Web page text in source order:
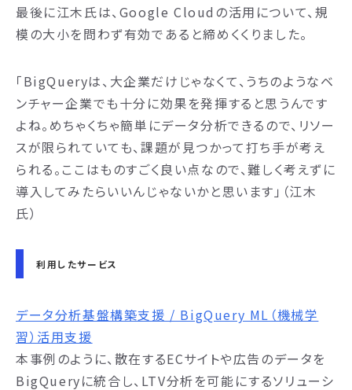
最後に江木氏は、Google Cloudの活用について、規
模の大小を問わず有効であると締めくくりました。
「BigQueryは、大企業だけじゃなくて、うちのようなベ
ンチャー企業でも十分に効果を発揮すると思うんです
よね。めちゃくちゃ簡単にデータ分析できるので、リソー
スが限られていても、課題が見つかって打ち手が考え
られる。ここはものすごく良い点なので、難しく考えずに
導入してみたらいいんじゃないかと思います」（江木
氏）
利用したサービス
データ分析基盤構築支援 / BigQuery ML（機械学
習）活用支援
本事例のように、散在するECサイトや広告のデータを
BigQueryに統合し、LTV分析を可能にするソリューシ